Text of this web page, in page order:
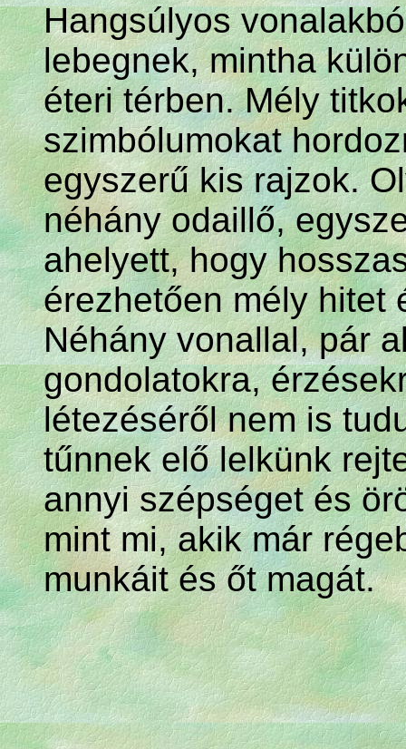
Hangsúlyos
lebegnek, mintha
éteri térben. Mély
szimbólumokat
egyszerű kis rajzok.
néhány odaillő,
ahelyett, hogy
érezhetően mély hitet
Néhány vonallal, pár
gondolatokra,
létezéséről nem is
tűnnek elő lelkünk
annyi szépséget és
mint mi, akik már
munkáit és őt magát.